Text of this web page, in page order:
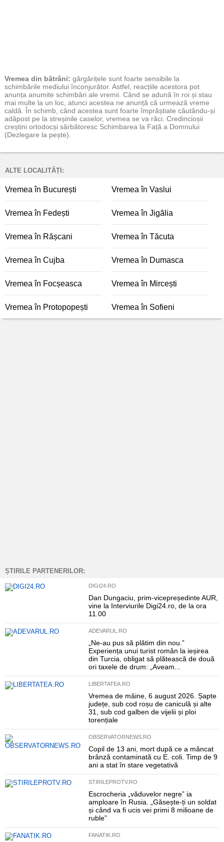
Vremea din bătrâni: gărgărițele sunt foarte sensibile la
schimbările mediului înconjurător. Astfel, reacțiile acestora pot
anunța anumite schimbări ale vremii. Când se adună în roi și stau
mai multe la un loc, atunci acestea ne anunță că urmează vreme
caldă. În schimb, când acestea sunt foarte împrăștiate căutându-și
adăpost pe la streșinile caselor, vremea se va răci. Credincioșii
creștini ortodocși sărbătoresc Schimbarea la Față a Domnului
(Dezlegare la pește).
ALTE LOCALITĂȚI:
Vremea în București Vremea în Vaslui
Vremea în Fedești Vremea în Jigălia
Vremea în Rășcani Vremea în Tăcuta
Vremea în Cujba Vremea în Dumasca
Vremea în Focșeasca Vremea în Mircești
Vremea în Protopopești Vremea în Sofieni
ȘTIRILE PARTENERILOR:
DIGI24.RO
Dan Dungaciu, prim-vicepreședinte AUR,
vine la Interviurile Digi24.ro, de la ora
11.00
ADEVARUL.RO
„Ne-au pus să plătim din nou.”
Experiența unui turist român la ieșirea
din Turcia, obligat să plătească de două
ori taxele de drum: „Aveam...
LIBERTATEA.RO
Vremea de mâine, 6 august 2026. Șapte
județe, sub cod roșu de caniculă și alte
31, sub cod galben de vijelii și ploi
torențiale
OBSERVATORNEWS.RO
Copil de 13 ani, mort după ce a mâncat
brânză contaminată cu E. coli. Timp de 9
ani a stat în stare vegetativă
STIRILEPROTV.RO
Escrocheria „văduvelor negre” ia
amploare în Rusia. „Găsește-ți un soldat
și când va fi ucis vei primi 8 milioane de
ruble”
FANATIK.RO